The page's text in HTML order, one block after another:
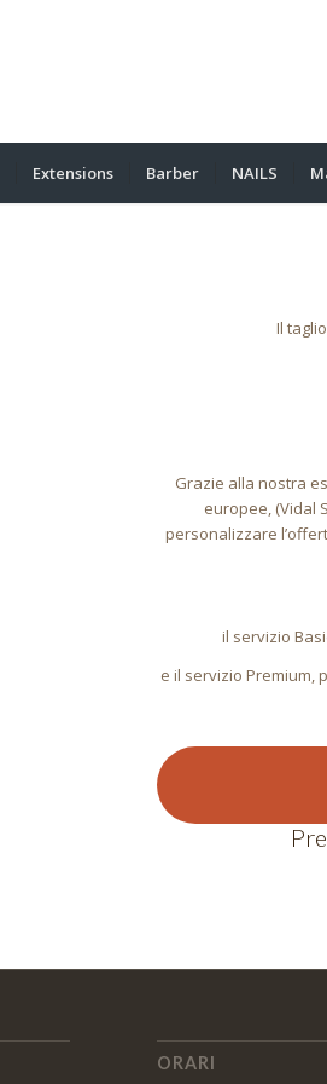
Extensions Barber NAILS
Il
Grazie alla nostra
europee, (Vidal
personalizzare
il servizio
e il servizio Premium,
ORARI